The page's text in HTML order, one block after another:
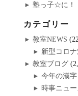
塾っ子☆に！
カテゴリー
教室NEWS
新型コロ
教室ブログ
今年の漢字
時事ニュー